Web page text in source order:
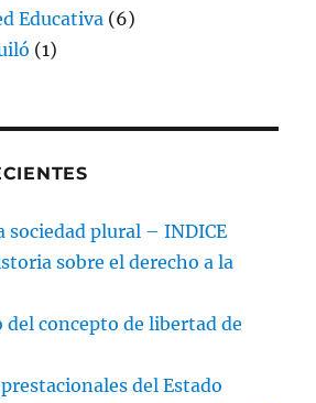
Educativa (6)
(1)
sociedad plural – INDICE
sobre el derecho a la
concepto de libertad de
del Estado